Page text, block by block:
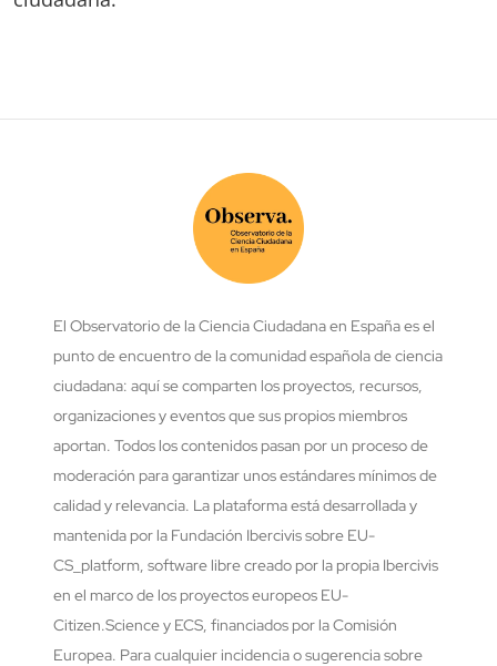
El Observatorio de la Ciencia Ciudadana en España es el
punto de encuentro de la comunidad española de ciencia
ciudadana: aquí se comparten los proyectos, recursos,
organizaciones y eventos que sus propios miembros
aportan. Todos los contenidos pasan por un proceso de
moderación para garantizar unos estándares mínimos de
calidad y relevancia. La plataforma está desarrollada y
mantenida por la Fundación Ibercivis sobre EU-
CS_platform, software libre creado por la propia Ibercivis
en el marco de los proyectos europeos EU-
Citizen.Science y ECS, financiados por la Comisión
Europea. Para cualquier incidencia o sugerencia sobre